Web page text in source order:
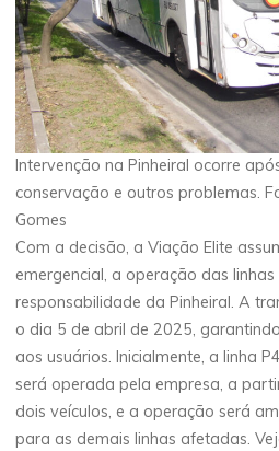
Intervenção na Pinheiral ocorre
conservação e outros problemas.
Gomes
Com a decisão, a Viação Elite
emergencial, a operação das
responsabilidade da Pinheiral. A
o dia 5 de abril de 2025,
aos usuários. Inicialmente, a linha
será operada pela empresa, a
dois veículos, e a operação será
para as demais linhas afetadas.